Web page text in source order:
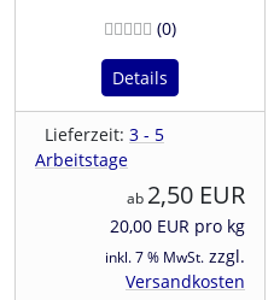
(0Bewertungen
)
Details
Lieferzeit: 3 - 5
Arbeitstage
ab 2,50 EUR
20,00 EUR pro kg
inkl. 7 % MwSt. zzgl.
Versandkosten